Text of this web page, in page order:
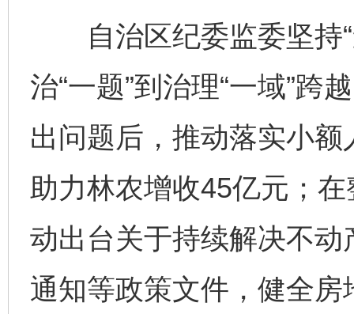
自治区纪委监委坚持“
治“一题”到治理“一域”跨
出问题后，推动落实小额
助力林农增收45亿元；在
动出台关于持续解决不
通知等政策文件，健全